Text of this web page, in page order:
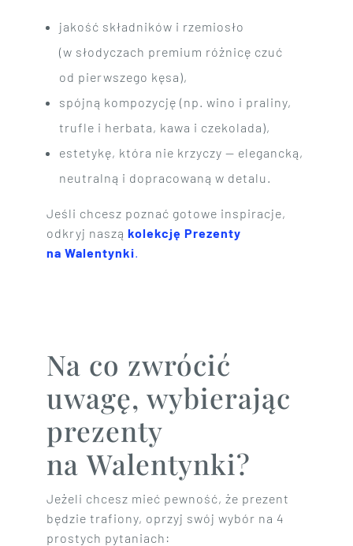
jakość składników i rzemiosło
(w słodyczach premium różnicę czuć
od pierwszego kęsa),
spójną kompozycję (np. wino i praliny,
trufle i herbata, kawa i czekolada),
estetykę, która nie krzyczy — elegancką,
neutralną i dopracowaną w detalu.
Jeśli chcesz poznać gotowe inspiracje,
odkryj nasząkolekcję Prezenty
na Walentynki
Na co zwrócić
uwagę, wybierając
prezenty
na Walentynki?
Jeżeli chcesz mieć pewność, że prezent
będzie trafiony, oprzyj swój wybór na 4
prostych pytaniach: